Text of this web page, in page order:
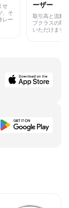
せ
、そ
レー
ーザー
取引高と流動
プクラスの取
いただけます